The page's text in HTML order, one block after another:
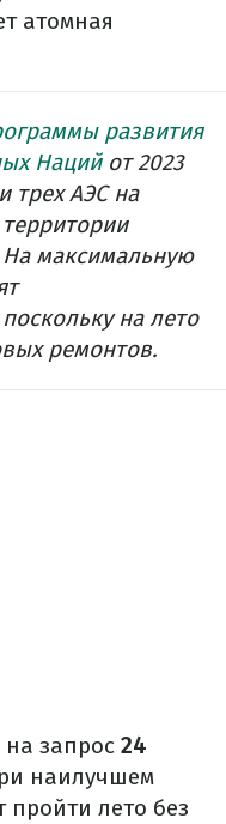
атомная
развития
Нацийот 2023
трех АЭС на
На максимальную
на лето
ремонтов.
на запрос 24
наилучшем
лето без